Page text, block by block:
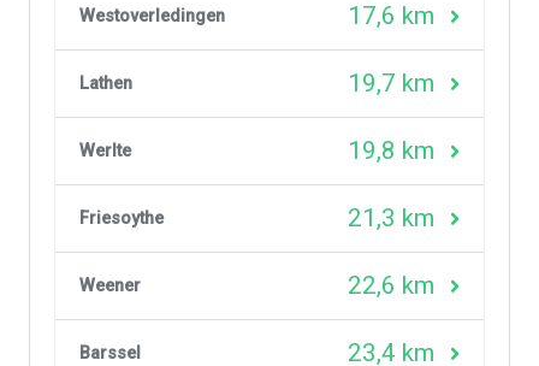
Westoverledingen 17,6 km
Lathen 19,7 km
Werlte 19,8 km
Friesoythe 21,3 km
Weener 22,6 km
Barssel 23,4 km